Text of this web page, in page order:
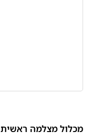
מכלול מצלמה ראשית iPhone17 Air